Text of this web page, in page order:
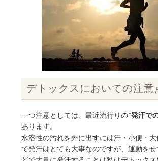
デトックスにおいての注意
一つ注意としては、最近流行りの”発汗で
あります。
水溶性の汚れを外に出すには汗・小便・
で発汗はとても大事なのですが、運動を